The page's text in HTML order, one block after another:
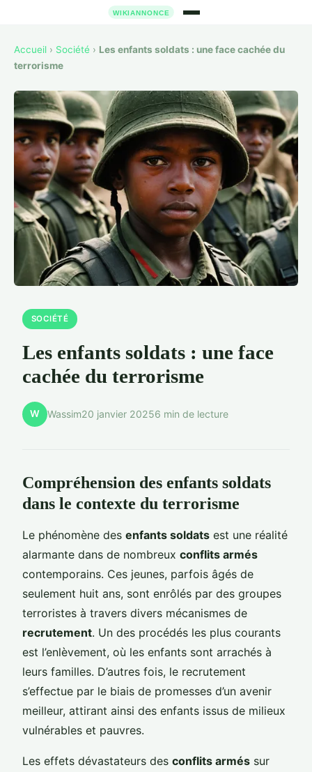
Accueil › Société › Les enfants soldats : une face cachée du
terrorisme
SOCIÉTÉ
Les enfants soldats : une face
cachée du terrorisme
W Wassim20 janvier 20256 min de lecture
Compréhension des enfants soldats
dans le contexte du terrorisme
Le phénomène des enfants soldats est une réalité
alarmante dans de nombreux conflits armés
contemporains. Ces jeunes, parfois âgés de
seulement huit ans, sont enrôlés par des groupes
terroristes à travers divers mécanismes de
recrutement. Un des procédés les plus courants
est l’enlèvement, où les enfants sont arrachés à
leurs familles. D’autres fois, le recrutement
s’effectue par le biais de promesses d’un avenir
meilleur, attirant ainsi des enfants issus de milieux
vulnérables et pauvres.
Les effets dévastateurs des conflits armés sur